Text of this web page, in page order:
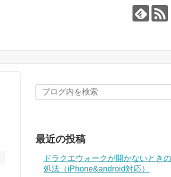
最近の投稿
ドラクエウォークが開かないとき
処法（iPhone&android対応）